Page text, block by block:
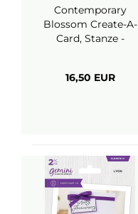
Contemporary
Blossom Create-A-
Card, Stanze -
16,50 EUR